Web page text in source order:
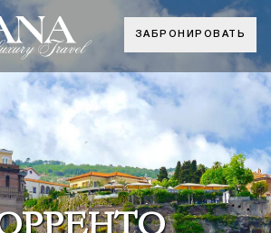
ЗАБРОНИРОВАТЬ